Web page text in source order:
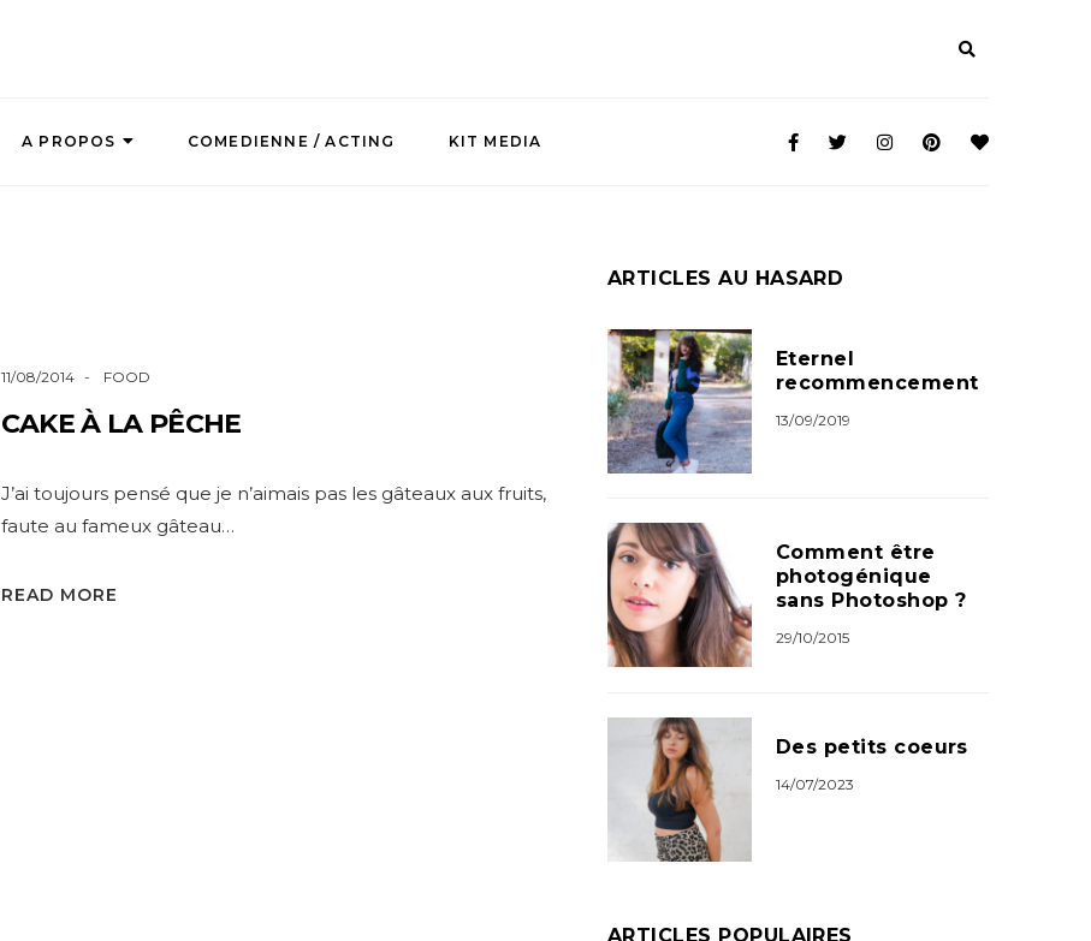
A PROPOS COMEDIENNE / ACTING KIT MEDIA
11/08/2014 FOOD
CAKE À LA PÊCHE
J’ai toujours pensé que je n’aimais pas les gâteaux aux fruits,
faute au fameux gâteau…
READ MORE
ARTICLES AU HASARD
Eternel
recommencement
13/09/2019
Comment être
photogénique
sans Photoshop ?
29/10/2015
Des petits coeurs
14/07/2023
ARTICLES POPULAIRES